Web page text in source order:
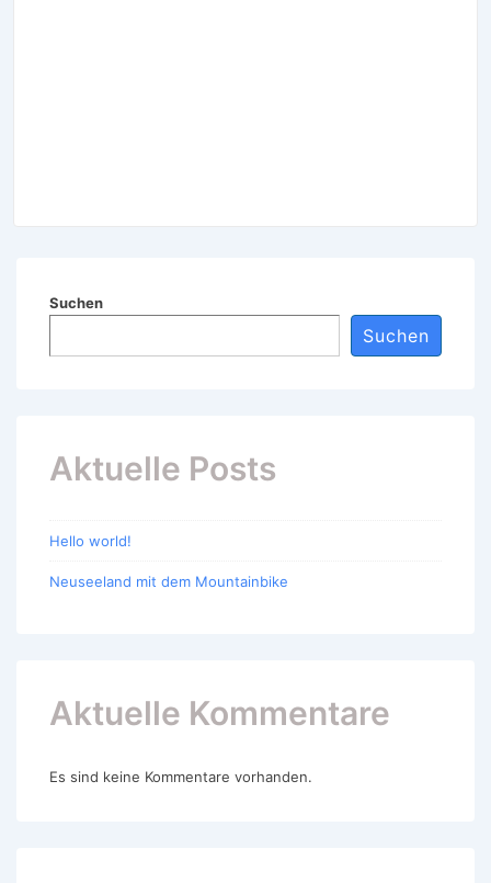
Suchen
Suchen
Aktuelle Posts
Hello world!
Neuseeland mit dem Mountainbike
Aktuelle Kommentare
Es sind keine Kommentare vorhanden.